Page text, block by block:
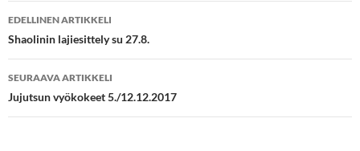
Artikkelien
selaus
EDELLINEN ARTIKKELI
Shaolinin lajiesittely su 27.8.
SEURAAVA ARTIKKELI
Jujutsun vyökokeet 5./12.12.2017